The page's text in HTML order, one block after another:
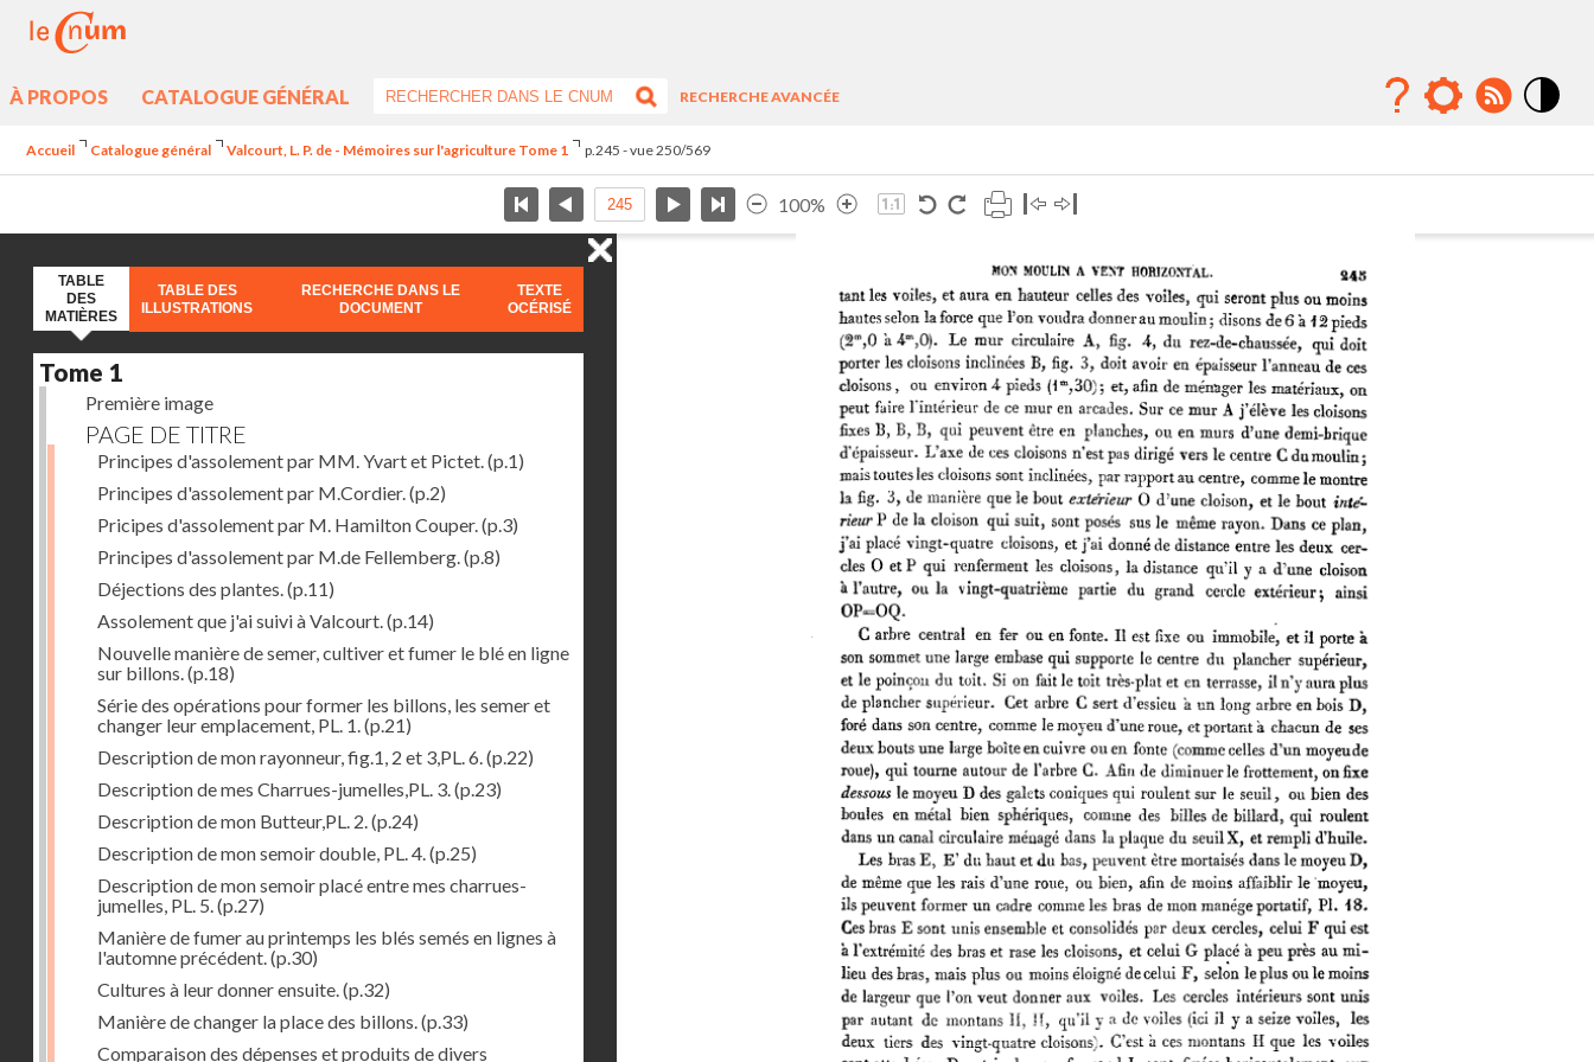
À PROPOS CATALOGUE GÉNÉRAL
RECHERCHE AVANCÉE
Accueil Catalogue général Valcourt, L. P. de - Mémoires sur l'agriculture Tome 1 p.245 - vue 250/569
100%
TABLE
DES
MATIÈRES
TABLE DES
ILLUSTRATIONS
RECHERCHE DANS LE
DOCUMENT
TEXTE
OCÉRISÉ
Tome 1
Première image
PAGE DE TITRE
Principes d'assolement par MM. Yvart et Pictet.(p.1)
Principes d'assolement par M.Cordier.(p.2)
Pricipes d'assolement par M. Hamilton Couper.(p.3)
Principes d'assolement par M.de Fellemberg.(p.8)
Déjections des plantes.(p.11)
Assolement que j'ai suivi à Valcourt.(p.14)
Nouvelle manière de semer, cultiver et fumer le blé en ligne
sur billons.(p.18)
Série des opérations pour former les billons, les semer et
changer leur emplacement, PL. 1.(p.21)
Description de mon rayonneur, fig.1, 2 et 3,PL. 6.(p.22)
Description de mes Charrues-jumelles,PL. 3.(p.23)
Description de mon Butteur,PL. 2.(p.24)
Description de mon semoir double, PL. 4.(p.25)
Description de mon semoir placé entre mes charrues-
jumelles, PL. 5.(p.27)
Manière de fumer au printemps les blés semés en lignes à
l'automne précédent.(p.30)
Cultures à leur donner ensuite.(p.32)
Manière de changer la place des billons.(p.33)
Comparaison des dépenses et produits de divers